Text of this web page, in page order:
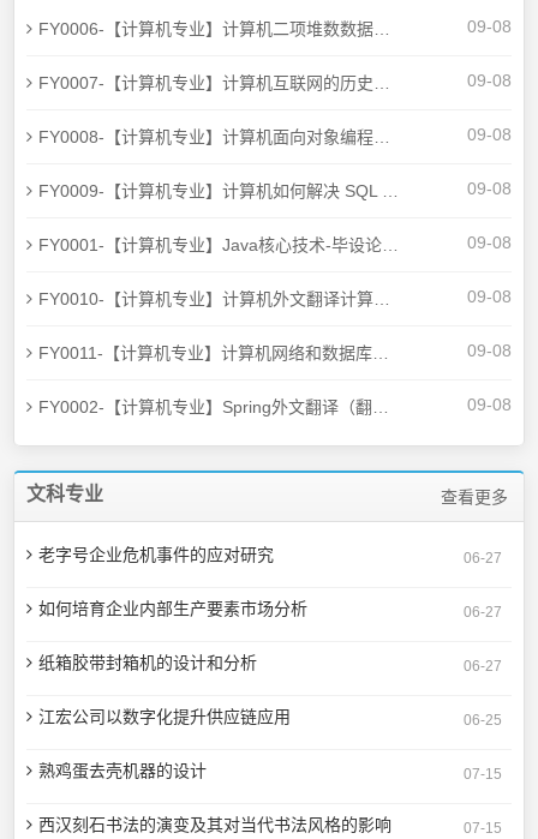
09-08
FY0006-【计算机专业】计算机二项堆数数据结构的外文翻译（翻译+原文）
09-08
FY0007-【计算机专业】计算机互联网的历史外文翻译（翻译+原文）
09-08
FY0008-【计算机专业】计算机面向对象编程入门外文翻译（翻译+原文）
09-08
FY0009-【计算机专业】计算机如何解决 SQL Server 2000 中的连接问题外文翻译（翻译+原文）
09-08
FY0001-【计算机专业】Java核心技术-毕设论文外文翻译（翻译+原文）
09-08
FY0010-【计算机专业】计算机外文翻译计算机引论（翻译+原文）
09-08
FY0011-【计算机专业】计算机网络和数据库（翻译+原文）
09-08
FY0002-【计算机专业】Spring外文翻译（翻译+原文）
查看更多
文科专业
06-27
老字号企业危机事件的应对研究
06-27
如何培育企业内部生产要素市场分析
06-27
纸箱胶带封箱机的设计和分析
06-25
江宏公司以数字化提升供应链应用
07-15
熟鸡蛋去壳机器的设计
07-15
西汉刻石书法的演变及其对当代书法风格的影响